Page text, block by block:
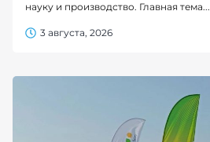
науку и производство. Главная тема...
3 августа, 2026